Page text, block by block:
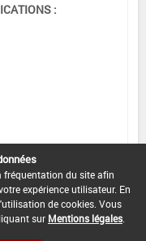
:
fréquentation du site afin
expérience utilisateur. En
de cookies. Vous
sur Mentions légales